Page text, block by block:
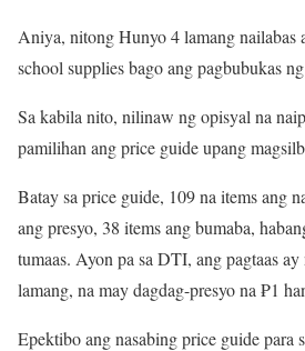
Aniya, nitong Hunyo 4 lamang nailabas
school supplies bago ang pagbubukas
Sa kabila nito, nilinaw ng opisyal na
pamilihan ang price guide upang
Batay sa price guide, 109 na items ang
ang presyo, 38 items ang bumaba,
tumaas. Ayon pa sa DTI, ang pagtaas ay
lamang, na may dagdag-presyo na ₱1
Epektibo ang nasabing price guide para